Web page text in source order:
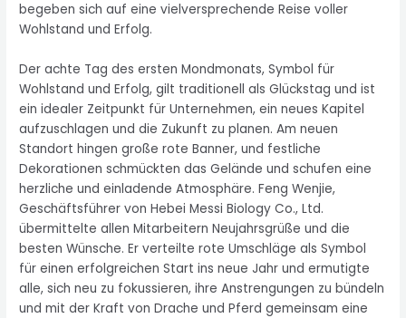
begeben sich auf eine vielversprechende Reise voller
Wohlstand und Erfolg.
Der achte Tag des ersten Mondmonats, Symbol für
Wohlstand und Erfolg, gilt traditionell als Glückstag und ist
ein idealer Zeitpunkt für Unternehmen, ein neues Kapitel
aufzuschlagen und die Zukunft zu planen. Am neuen
Standort hingen große rote Banner, und festliche
Dekorationen schmückten das Gelände und schufen eine
herzliche und einladende Atmosphäre. Feng Wenjie,
Geschäftsführer von Hebei Messi Biology Co., Ltd.
übermittelte allen Mitarbeitern Neujahrsgrüße und die
besten Wünsche. Er verteilte rote Umschläge als Symbol
für einen erfolgreichen Start ins neue Jahr und ermutigte
alle, sich neu zu fokussieren, ihre Anstrengungen zu bündeln
und mit der Kraft von Drache und Pferd gemeinsam eine